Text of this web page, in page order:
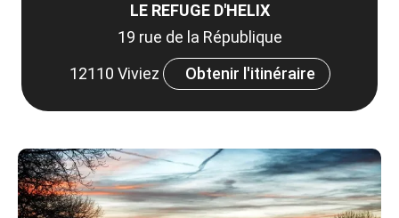
LE REFUGE D'HELIX
19 rue de la République
12110 Viviez
Obtenir l'itinéraire